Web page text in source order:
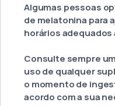
Algumas pessoas
de melatonina para
horários adequados
Consulte sempre
uso de qualquer
o momento de
acordo com a sua